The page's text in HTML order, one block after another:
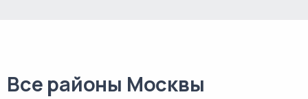
Все районы Москвы